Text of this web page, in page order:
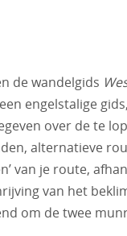
de wandelgids
engelstalige
over de te
alternatieve
van je route,
van het
om de twee